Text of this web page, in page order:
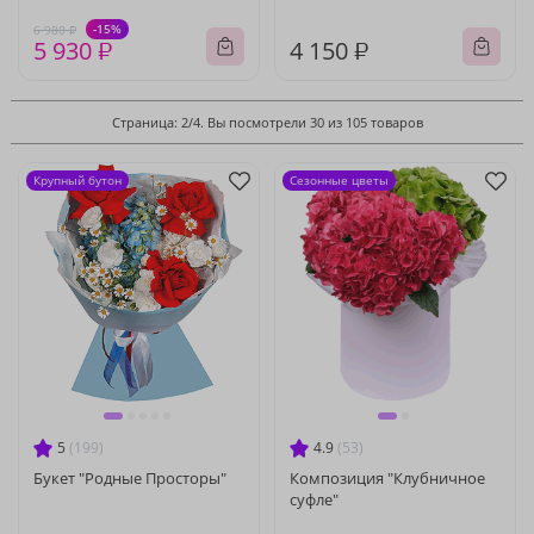
6 980 ₽ -15%
5 930 ₽ 4 150 ₽
Страница: 2/4. Вы посмотрели 30 из 105 товаров
5 (199)
Букет "Родные Просторы"
Крупный бутон
4.9 (53)
Композиция "Клубничное
суфле"
Сезонные цветы